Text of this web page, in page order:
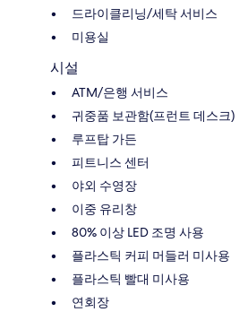
드라이클리닝/세탁 서비스
미용실
시설
ATM/은행 서비스
귀중품 보관함(프런트 데스크)
루프탑 가든
피트니스 센터
야외 수영장
이중 유리창
80% 이상 LED 조명 사용
플라스틱 커피 머들러 미사용
플라스틱 빨대 미사용
연회장